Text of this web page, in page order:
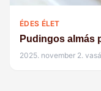
ÉDES ÉLET
Pudingos almás
2025. november 2.